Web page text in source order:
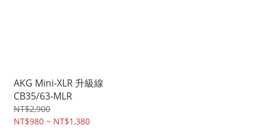
AKG Mini-XLR 升級線
CB35/63-MLR
NT$2,900
NT$980 ~ NT$1,380